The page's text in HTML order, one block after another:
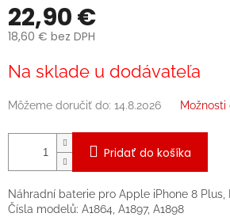
22,90 €
18,60 € bez DPH
cena:
Na sklade u dodávateľa
Môžeme doručiť do: 14.8.2026 Možnosti
Pridať do košíka
Náhradní baterie pro Apple iPhone 8 Plus,
Čísla modelů: A1864, A1897, A1898